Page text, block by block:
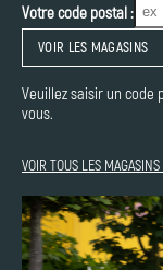
Votre code postal :
VOIR LES MAGASINS
Veuillez saisir un code
vous.
VOIR TOUS LES